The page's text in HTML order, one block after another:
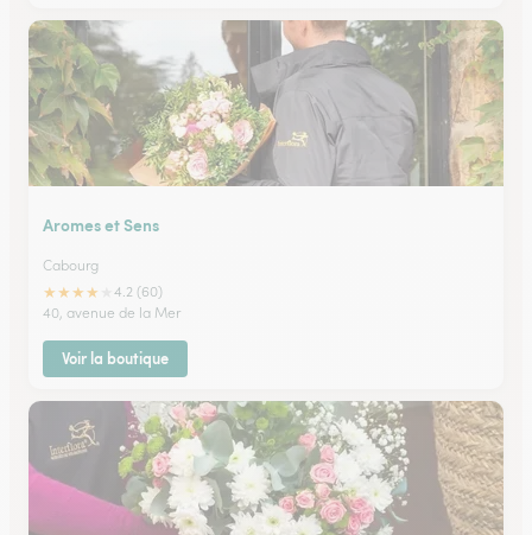
Aromes et Sens
Cabourg
★★★★
4.2 (60)
40, avenue de la Mer
Voir la boutique